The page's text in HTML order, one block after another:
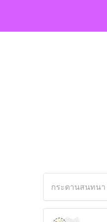
กระดานสนทนา